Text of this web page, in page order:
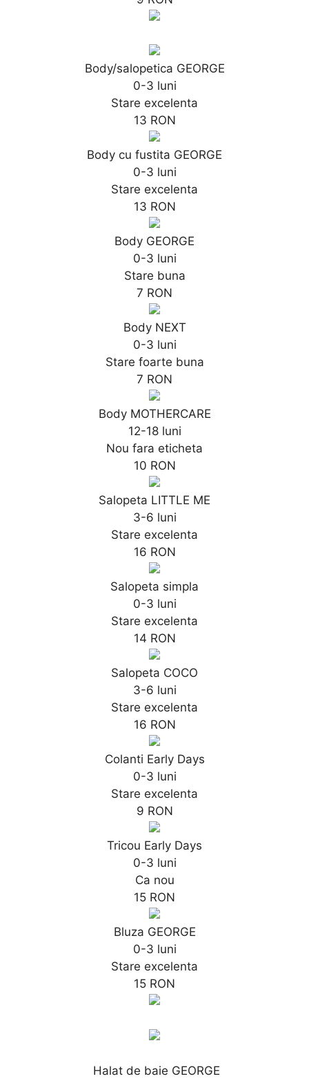
Body/salopetica GEORGE
0-3 luni
Stare excelenta
13 RON
Body cu fustita GEORGE
0-3 luni
Stare excelenta
13 RON
Body GEORGE
0-3 luni
Stare buna
7 RON
Body NEXT
0-3 luni
Stare foarte buna
7 RON
Body MOTHERCARE
12-18 luni
Nou fara eticheta
10 RON
Salopeta LITTLE ME
3-6 luni
Stare excelenta
16 RON
Salopeta simpla
0-3 luni
Stare excelenta
14 RON
Salopeta COCO
3-6 luni
Stare excelenta
16 RON
Colanti Early Days
0-3 luni
Stare excelenta
9 RON
Tricou Early Days
0-3 luni
Ca nou
15 RON
Bluza GEORGE
0-3 luni
Stare excelenta
15 RON
Halat de baie GEORGE